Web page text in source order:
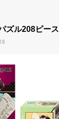
ズル208ピース